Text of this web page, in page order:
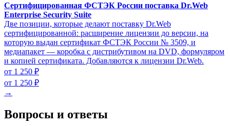
Сертифицированная ФСТЭК России поставка Dr.Web
Enterprise Security Suite
Две позиции, которые делают поставку Dr.Web
сертифицированной: расширение лицензии до версии, на
которую выдан сертификат ФСТЭК России № 3509, и
медиапакет — коробка с дистрибутивом на DVD, формуляром
и копией сертификата. Добавляются к лицензии Dr.Web.
от 1 250 ₽
от 1 250 ₽
→
Вопросы и ответы